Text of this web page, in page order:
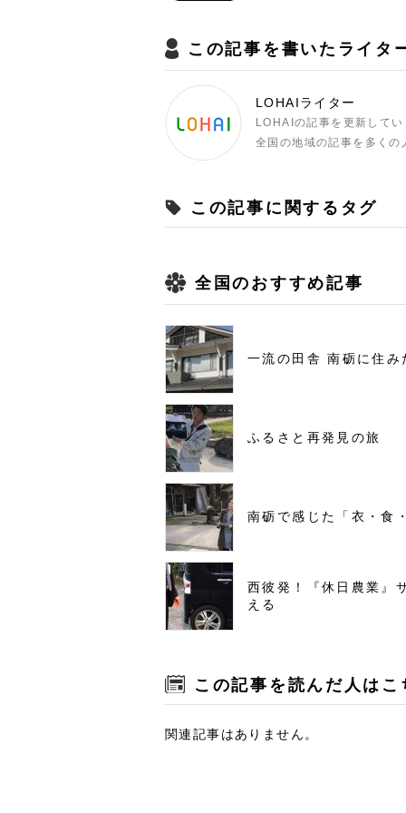
この記事を書いたライタ
LOHAIライター
LOHAIの記事を更新して
全国の地域の記事を多く
この記事に関するタグ
全国のおすすめ記事
一流の田舎 南砺に住み
ふるさと再発見の旅
南砺で感じた「衣・食
西彼発！『休日農業』
える
この記事を読んだ人は
関連記事はありません。